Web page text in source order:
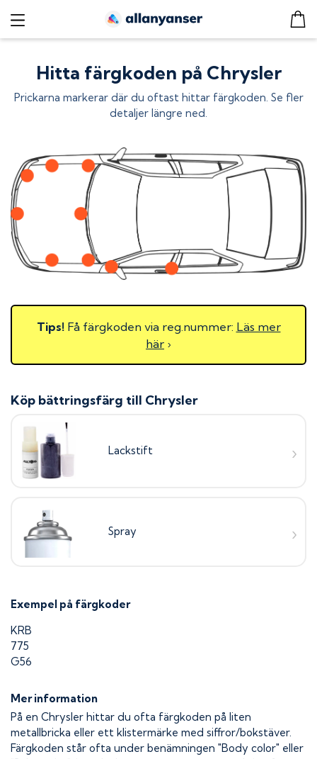
Hitta färgkoden på Chrysler
Prickarna markerar där du oftast hittar färgkoden. Se fler
detaljer längre ned.
Tips! Få färgkoden via reg.nummer: Läs mer
här ›
Köp bättringsfärg till Chrysler
Lackstift
Spray
Exempel på färgkoder
KRB
775
G56
Mer information
På en Chrysler hittar du ofta färgkoden på liten
metallbricka eller ett klistermärke med siffror/bokstäver.
Färgkoden står ofta under benämningen "Body color" eller